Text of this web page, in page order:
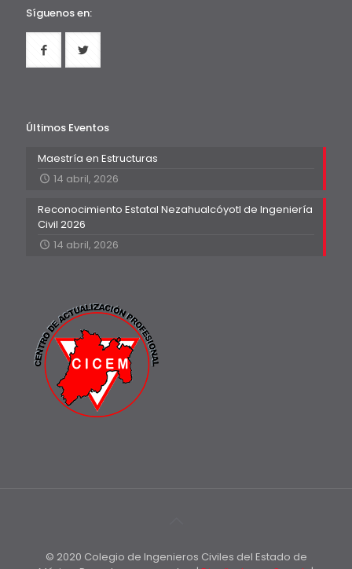
Síguenos en:
Últimos Eventos
Maestría en Estructuras
14 abril, 2026
Reconocimiento Estatal Nezahualcóyotl de Ingeniería
Civil 2026
14 abril, 2026
© 2020 Colegio de Ingenieros Civiles del Estado de